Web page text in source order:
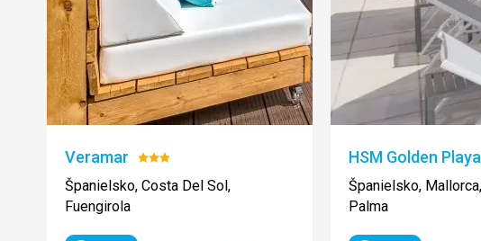
Veramar Hodnotenie:
3/5
Španielsko, Costa Del Sol,
Fuengirola
HSM Golden Playa
Španielsko,
Palma